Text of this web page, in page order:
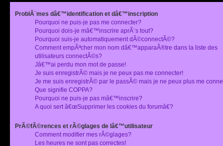
ProblÃ¨mes dâ€™identification et dâ€™inscription
Pourquoi ne puis-je pas me connecter?
Pourquoi dois-je mâ€™inscrire aprÃ¨s tout?
Pourquoi suis-je automatiquement dÃ©connectÃ©?
Comment empÃªcher mon nom dâ€™apparaÃ®tre dans la liste des
utilisateurs connectÃ©s?
Jâ€™ai perdu mon mot de passe!
Je suis enregistrÃ© mais je ne peux pas me connecter!
Je me suis enregistrÃ© par le passÃ© mais je ne peux plus me
Que signifie COPPA?
Pourquoi ne puis-je pas mâ€™inscrire?
A quoi sert â€œSupprimer les cookies du forumâ€?
PrÃ©fÃ©rences et rÃ©glages de lâ€™utilisateur
Comment modifier mes rÃ©glages?
Les heures ne sont pas correctes!